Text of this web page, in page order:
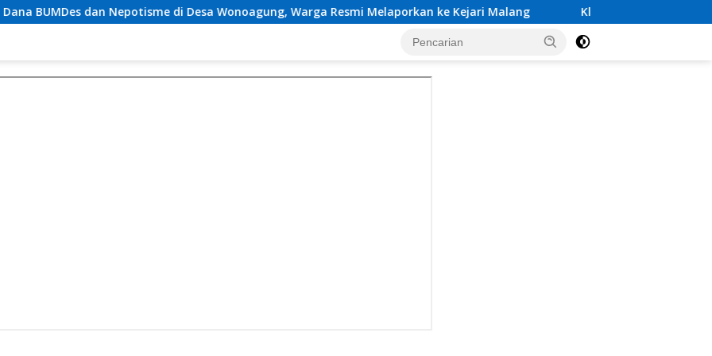
di Desa Wonoagung, Warga Resmi Melaporkan ke Kejari Malang Klarifikasi Tim Investigasi Dugaan Calo